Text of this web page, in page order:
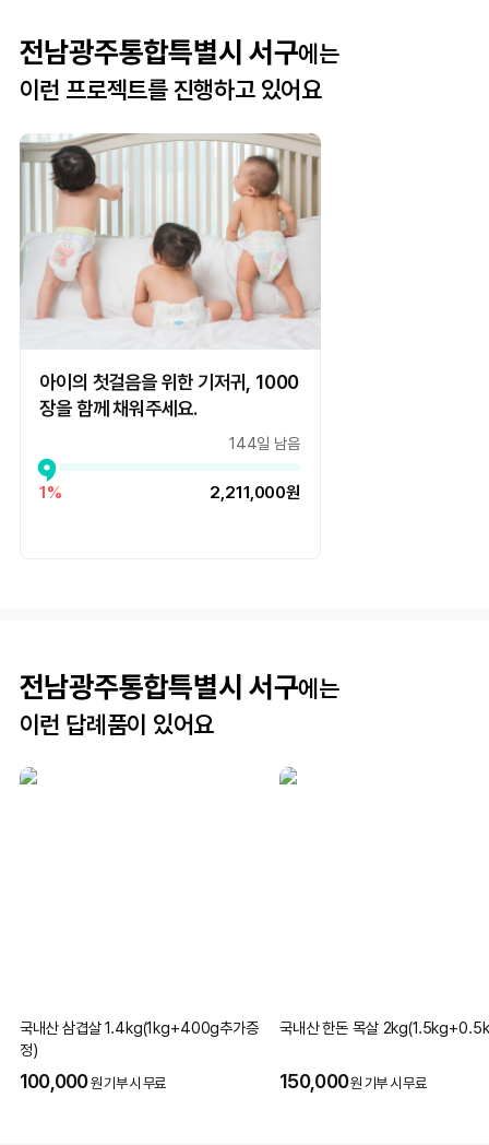
전남광주통합특별시 서구에는
이런 프로젝트를 진행하고 있어요
아이의 첫걸음을 위한 기저귀, 1000
장을 함께 채워주세요.
144일 남음
1% 2,211,000원
전남광주통합특별시 서구에는
이런 답례품이 있어요
국내산 삼겹살 1.4kg(1kg+400g추가증
정)
100,000원 기부 시 무료
국내산 한돈 목살
150,000원 기부 시 무료